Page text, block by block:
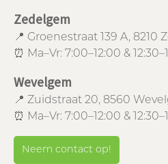
Zedelgem
📍 Groenestraat 139 A, 8210
⏰ Ma–Vr: 7:00–12:00 &
Wevelgem
📍 Zuidstraat 20, 8560
⏰ Ma–Vr: 7:00–12:00 &
Neem contact op!